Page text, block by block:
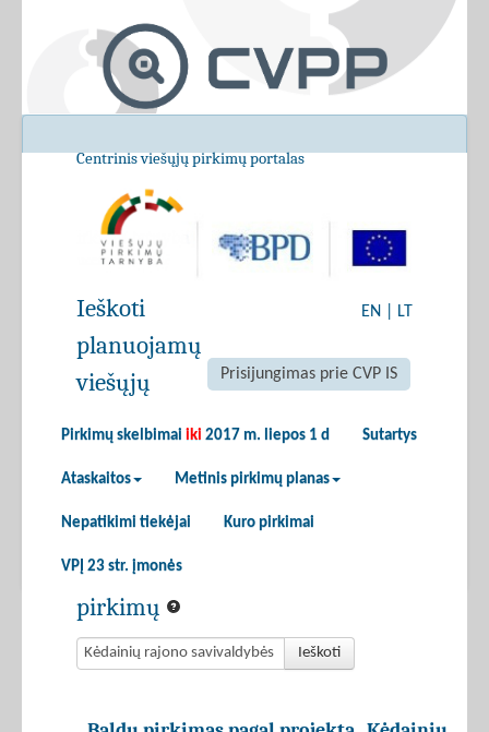
Centrinis viešųjų pirkimų portalas
EN LT
Prisijungimas prie CVP IS
Pirkimų skelbimai iki 2017 m. liepos 1 d Sutartys
Ataskaitos Metinis pirkimų planas
Nepatikimi tiekėjai Kuro pirkimai
VPĮ 23 str. įmonės
Ieškoti
planuojamų
viešųjų
pirkimų
Ieškoti